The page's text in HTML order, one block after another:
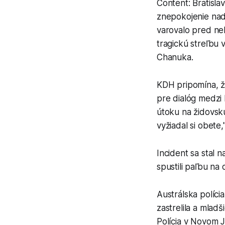
Content:
znepokojenie
varovalo pred
tragickú streľbu
Chanuka.
KDH pripomína,
pre dialóg medzi
útoku na
vyžiadal si
Incident sa stal
spustili paľbu na
Austrálska
zastrelila a
Polícia v Novom